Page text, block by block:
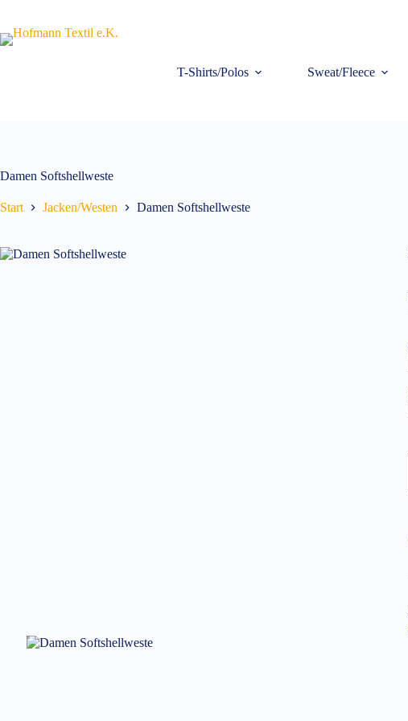
springen
T-Shirts/Polos Sweat/Fleece
Damen Softshellweste
Start Jacken/Westen Damen Softshellweste